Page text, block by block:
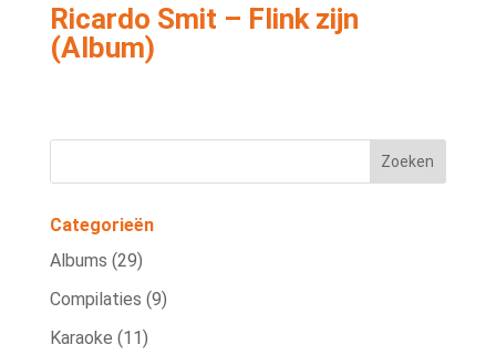
Ricardo Smit – Flink zijn
(Album)
Categorieën
Albums (29)
Compilaties (9)
Karaoke (11)